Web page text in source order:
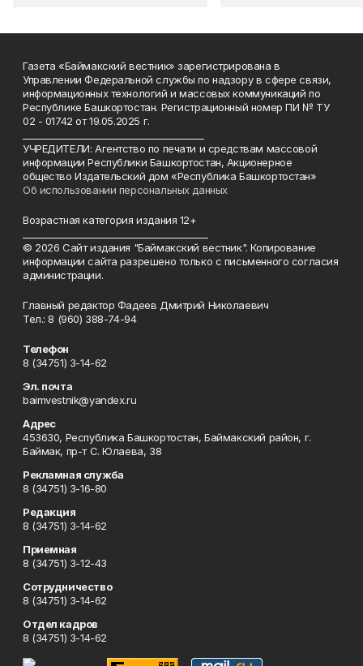
Газета «Баймакский вестник» зарегистрирована в
Управлении Федеральной службы по надзору в сфере связи,
информационных технологий и массовых коммуникаций по
Республике Башкортостан. Регистрационный номер ПИ № ТУ
02 - 01742 от 19.05.2025 г.
УЧРЕДИТЕЛИ: Агентство по печати и средствам массовой
информации Республики Башкортостан, Акционерное
общество Издательский дом «Республика Башкортостан»
Об использовании персональных данных
Возрастная категория издания 12+
© 2026 Сайт издания "Баймакский вестник". Копирование
информации сайта разрешено только с письменного согласия
администрации.
Главный редактор Фадеев Дмитрий Николаевич
Тел.: 8 (960) 388-74-94
Телефон
8 (34751) 3-14-62
Эл. почта
baimvestnik@yandex.ru
Адрес
453630, Республика Башкортостан, Баймакский район, г.
Баймак, пр-т С. Юлаева, 38
Рекламная служба
8 (34751) 3-16-80
Редакция
8 (34751) 3-14-62
Приемная
8 (34751) 3-12-43
Сотрудничество
8 (34751) 3-14-62
Отдел кадров
8 (34751) 3-14-62